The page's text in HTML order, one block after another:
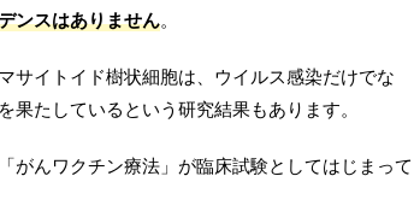
ンスはありません。
サイトイド樹状細胞は、ウイルス感染だけでな
たしているという研究結果もあります。
がんワクチン療法」が臨床試験としてはじまって